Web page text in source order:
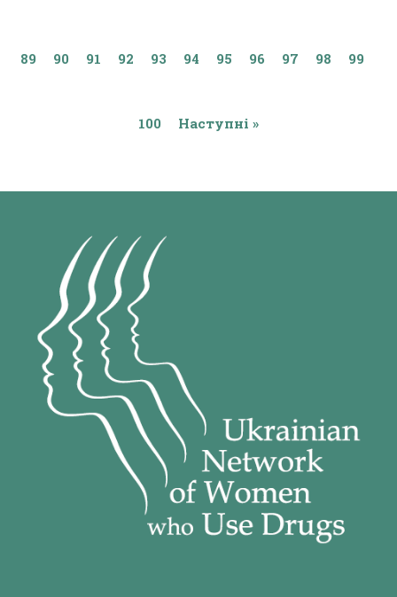
89 90 91 92 93 94 95 96 97 98 99
100 Наступні »